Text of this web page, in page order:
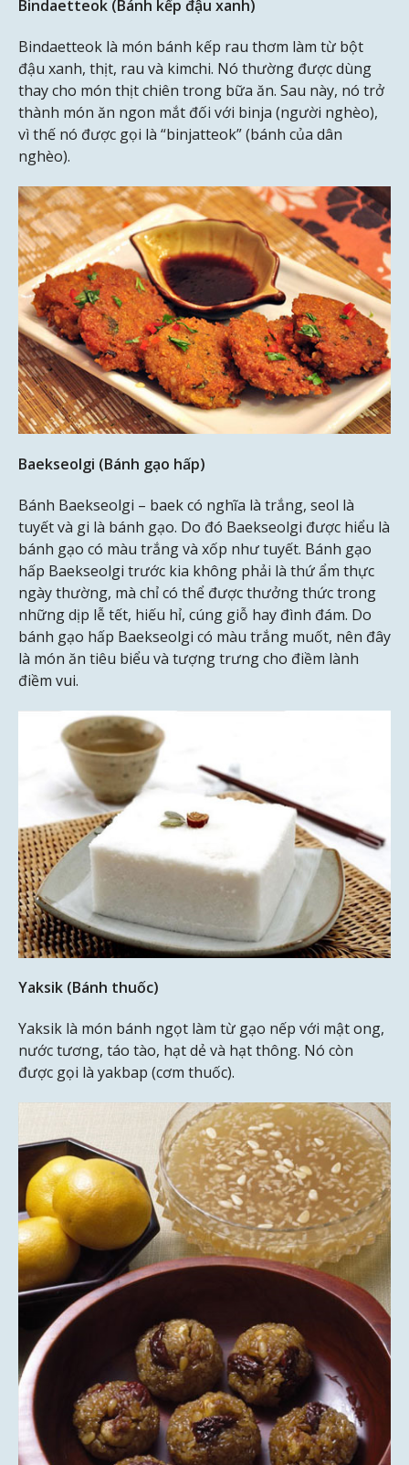
Bindaetteok (Bánh kếp đậu xanh)
Bindaetteok là món bánh kếp rau thơm làm từ bột
đậu xanh, thịt, rau và kimchi. Nó thường được dùng
thay cho món thịt chiên trong bữa ăn. Sau này, nó trở
thành món ăn ngon mắt đối với binja (người nghèo),
vì thế nó được gọi là “binjatteok” (bánh của dân
nghèo).
Baekseolgi (Bánh gạo hấp)
Bánh Baekseolgi – baek có nghĩa là trắng, seol là
tuyết và gi là bánh gạo. Do đó Baekseolgi được hiểu là
bánh gạo có màu trắng và xốp như tuyết. Bánh gạo
hấp Baekseolgi trước kia không phải là thứ ẩm thực
ngày thường, mà chỉ có thể được thưởng thức trong
những dịp lễ tết, hiếu hỉ, cúng giỗ hay đình đám. Do
bánh gạo hấp Baekseolgi có màu trắng muốt, nên đây
là món ăn tiêu biểu và tượng trưng cho điềm lành
điềm vui.
Yaksik (Bánh thuốc)
Yaksik là món bánh ngọt làm từ gạo nếp với mật ong,
nước tương, táo tào, hạt dẻ và hạt thông. Nó còn
được gọi là yakbap (cơm thuốc).